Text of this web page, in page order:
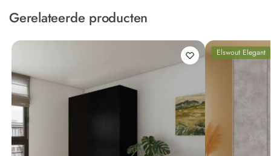
Gerelateerde producten
Elswout Elegant